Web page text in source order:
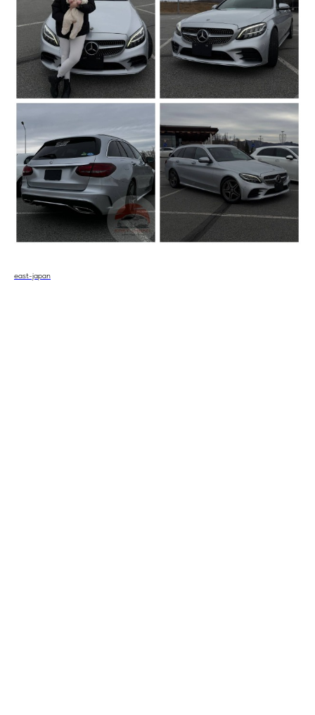
east-japan